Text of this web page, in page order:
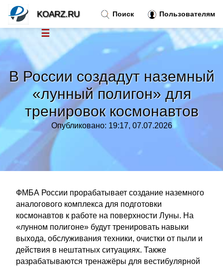
В России создадут наземный
«лунный полигон» для
тренировок космонавтов
Опубликовано: 19:17, 07.07.2026
ФМБА России прорабатывает создание наземного
аналогового комплекса для подготовки
космонавтов к работе на поверхности Луны. На
«лунном полигоне» будут тренировать навыки
выхода, обслуживания техники, очистки от пыли и
действия в нештатных ситуациях. Также
разрабатываются тренажёры для вестибулярной
Поиск Пользователям
KOARZ.RU
☰
Новости
Тренды новостей»
Рубрики»
Правила »
Контакт»